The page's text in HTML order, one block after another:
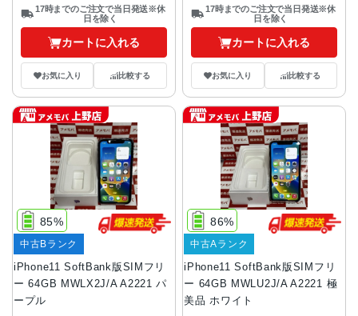
17時までのご注文で当日発送※休
日を除く
カートに入れる
お気に入り 比較する
17時までのご注文で当日発送※休
日を除く
カートに入れる
お気に入り 比較する
iPhone11 SoftBank版SIMフリ
ー 64GB MWLX2J/A A2221 パ
ープル
85%
中古Bランク
iPhone11 SoftBank版SIMフリ
ー 64GB MWLU2J/A A2221 極
美品 ホワイト
86%
中古Aランク